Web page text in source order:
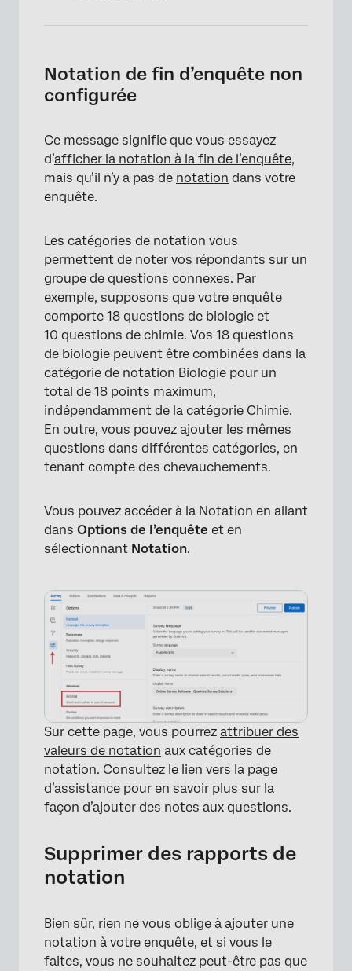
×
Notation de fin d’enquête non
configurée
Ce message signifie que vous essayez
d’afficher la notation à la fin de l’enquête,
mais qu’il n’y a pas de notation dans votre
enquête.
Les catégories de notation vous
permettent de noter vos répondants sur un
groupe de questions connexes. Par
exemple, supposons que votre enquête
comporte 18 questions de biologie et
10 questions de chimie. Vos 18 questions
de biologie peuvent être combinées dans la
catégorie de notation Biologie pour un
total de 18 points maximum,
indépendamment de la catégorie Chimie.
En outre, vous pouvez ajouter les mêmes
questions dans différentes catégories, en
tenant compte des chevauchements.
Vous pouvez accéder à la Notation en allant
dans Options de l’enquête et en
sélectionnant Notation.
Sur cette page, vous pourrez attribuer des
valeurs de notation aux catégories de
notation. Consultez le lien vers la page
d’assistance pour en savoir plus sur la
façon d’ajouter des notes aux questions.
Supprimer des rapports de
notation
Bien sûr, rien ne vous oblige à ajouter une
notation à votre enquête, et si vous le
faites, vous ne souhaitez peut-être pas que